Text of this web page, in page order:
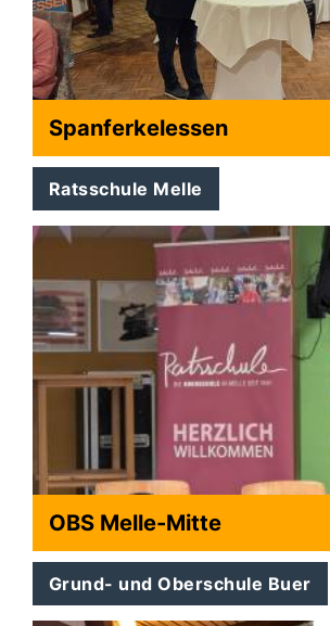
Spanferkelessen
Ratsschule Melle
OBS Melle-Mitte
Grund- und Oberschule Buer